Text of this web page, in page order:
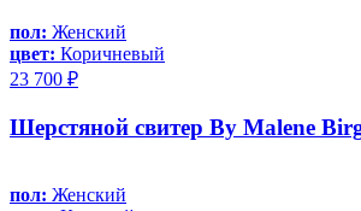
пол: Женский
цвет: Коричневый
23 700 ₽
Шерстяной свитер By Malene
пол: Женский